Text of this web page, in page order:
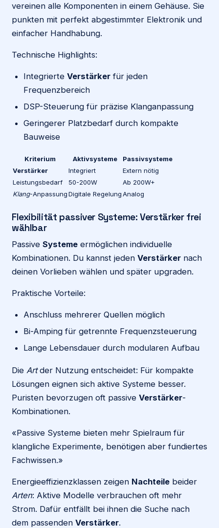
vereinen alle Komponenten in einem Gehäuse. Sie
punkten mit perfekt abgestimmter Elektronik und
einfacher Handhabung.
Technische Highlights:
Integrierte Verstärker für jeden
Frequenzbereich
DSP-Steuerung für präzise Klanganpassung
Geringerer Platzbedarf durch kompakte
Bauweise
Kriterium Aktivsysteme
Passivsysteme
Verstärker
Integriert
Extern nötig
Leistungsbedarf
50-200W
Ab 200W+
Klang-AnpassungDigitale RegelungAnalog
Flexibilität passiver Systeme: Verstärker frei
wählbar
Passive Systeme ermöglichen individuelle
Kombinationen. Du kannst jeden Verstärker nach
deinen Vorlieben wählen und später upgraden.
Praktische Vorteile:
Anschluss mehrerer Quellen möglich
Bi-Amping für getrennte Frequenzsteuerung
Lange Lebensdauer durch modularen Aufbau
Die Artder Nutzung entscheidet: Für kompakte
Lösungen eignen sich aktive Systeme besser.
Puristen bevorzugen oft passive Verstärker-
Kombinationen.
«Passive Systeme bieten mehr Spielraum für
klangliche Experimente, benötigen aber fundiertes
Fachwissen.»
Energieeffizienzklassen zeigen Nachteile beider
Arten: Aktive Modelle verbrauchen oft mehr
Strom. Dafür entfällt bei ihnen die Suche nach
dem passenden Verstärker.